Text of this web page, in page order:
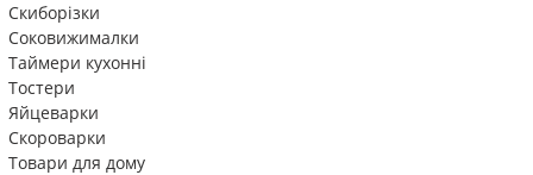
Скиборізки
Соковижималки
Таймери кухонні
Тостери
Яйцеварки
Скороварки
Товари для дому